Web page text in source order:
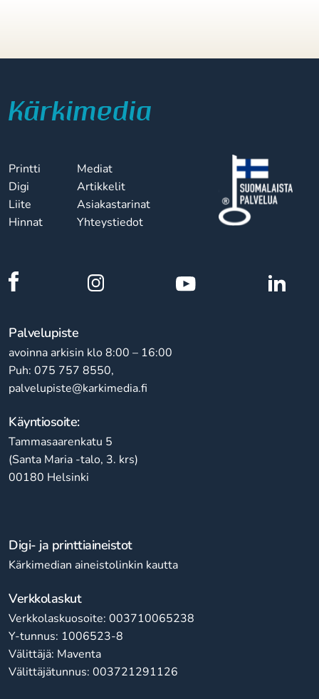
Printti
Digi
Liite
Hinnat
Mediat
Artikkelit
Asiakastarinat
Yhteystiedot
Palvelupiste
avoinna arkisin klo 8:00 – 16:00
Puh: 075 757 8550,
palvelupiste@karkimedia.fi
Käyntiosoite:
Tammasaarenkatu 5
(Santa Maria -talo, 3. krs)
00180 Helsinki
Digi- ja printtiaineistot
Kärkimedian aineistolinkin kautta
Verkkolaskut
Verkkolaskuosoite: 003710065238
Y-tunnus: 1006523-8
Välittäjä: Maventa
Välittäjätunnus: 003721291126